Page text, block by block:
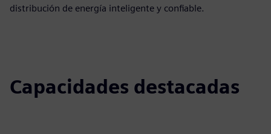
distribución de energía inteligente y confiable.
Capacidades destacadas